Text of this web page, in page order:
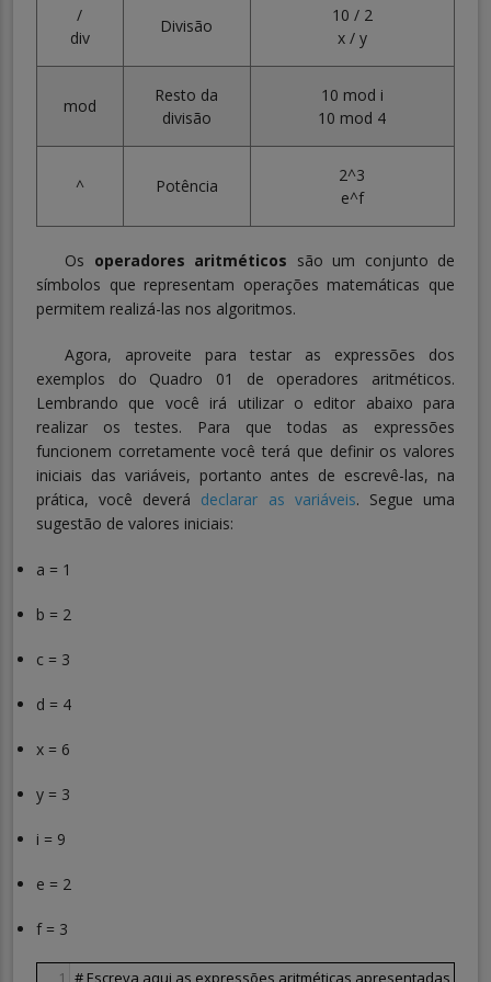
/
div
Divisão
10 / 2
x / y
mod
Resto da
divisão
10 mod i
10 mod 4
^ Potência
2^3
e^f
Os operadores aritméticos são um conjunto de
símbolos que representam operações matemáticas que
permitem realizá-las nos algoritmos.
Agora, aproveite para testar as expressões dos
exemplos do Quadro 01 de operadores aritméticos.
Lembrando que você irá utilizar o editor abaixo para
realizar os testes. Para que todas as expressões
funcionem corretamente você terá que definir os valores
iniciais das variáveis, portanto antes de escrevê-las, na
prática, você deverá declarar as variáveis. Segue uma
sugestão de valores iniciais:
a = 1
b = 2
c = 3
d = 4
x = 6
y = 3
i = 9
e = 2
f = 3
1 # Escreva aqui as expressões aritméticas apresentadas